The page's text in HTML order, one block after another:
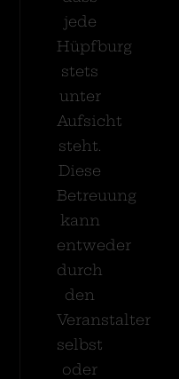
jede
Hüpfburg
stets
unter
Aufsicht
steht.
Diese
Betreuung
kann
entweder
durch
den
Veranstalter
selbst
oder